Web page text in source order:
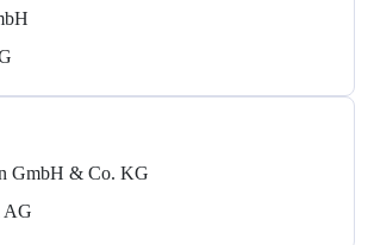
GmbH & Co. KG
AG